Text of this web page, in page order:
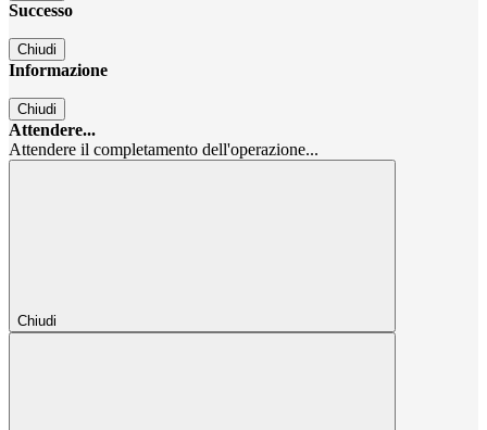
Successo
Chiudi
Informazione
Chiudi
Attendere...
Attendere il completamento dell'operazione...
Chiudi